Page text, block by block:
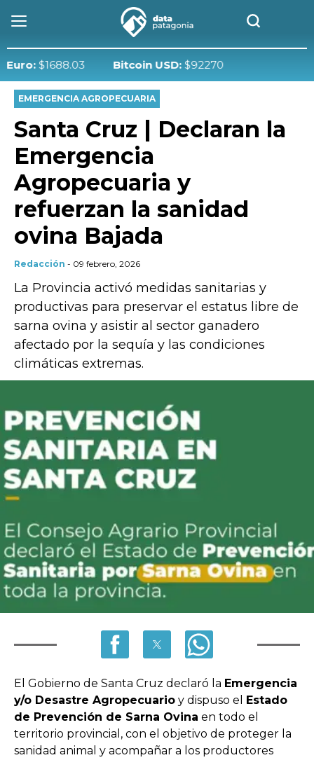
$1688.03 Bitcoin USD:$92270
EMERGENCIA AGROPECUARIA
Santa Cruz | Declaran la
Emergencia
Agropecuaria y
refuerzan la sanidad
ovina Bajada
Redacción - 09 febrero, 2026
La Provincia activó medidas sanitarias y
productivas para preservar el estatus libre de
sarna ovina y asistir al sector ganadero
afectado por la sequía y las condiciones
climáticas extremas.
El Gobierno de Santa Cruz declaró la Emergencia
y/o Desastre Agropecuario y dispuso el
Estado
de Prevención de Sarna Ovina en todo el
territorio provincial, con el objetivo de proteger la
sanidad animal y acompañar a los productores